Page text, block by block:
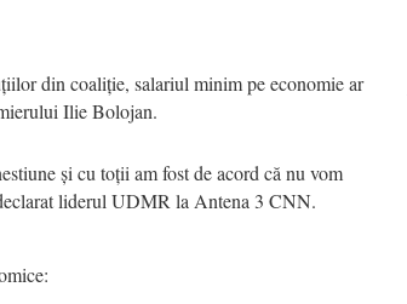
din coaliție, salariul minim pe economie ar
Ilie Bolojan.
și cu toții am fost de acord că nu vom
liderul UDMR la Antena 3 CNN.